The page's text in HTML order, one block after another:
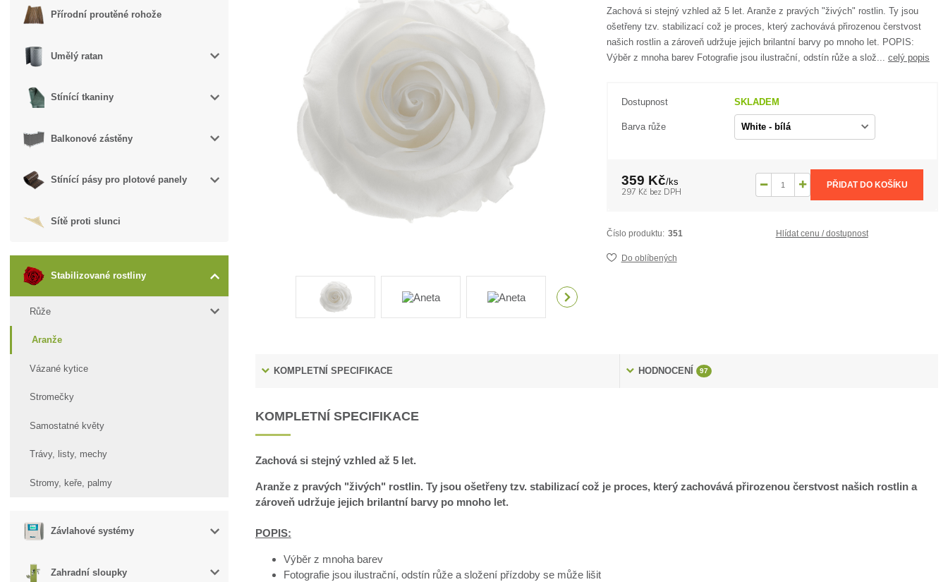
Přírodní proutěné rohože
Umělý ratan
Stínící tkaniny
Balkonové zástěny
Stínící pásy pro plotové panely
Sítě proti slunci
Stabilizované rostliny
Růže
Aranže
Vázané kytice
Stromečky
Samostatné květy
Trávy, listy, mechy
Stromy, keře, palmy
Závlahové systémy
Zahradní sloupky
Zachová si stejný vzhled až 5 let. Aranže z pravých "živých" rostlin. Ty jsou
ošetřeny tzv. stabilizací což je proces, který zachovává přirozenou čerstvost
našich rostlin a zároveň udržuje jejich brilantní barvy po mnoho let. POPIS:
Výběr z mnoha barev Fotografie jsou ilustrační, odstín růže a slož... celý popis
Dostupnost SKLADEM
Barva růže
359 Kč/ks
297 Kč bez DPH
PŘIDAT DO KOŠÍKU
Číslo produktu: 351 Hlídat cenu / dostupnost
Do oblíbených
KOMPLETNÍ SPECIFIKACE HODNOCENÍ 97
KOMPLETNÍ SPECIFIKACE
Zachová si stejný vzhled až 5 let.
Aranže z pravých "živých" rostlin. Ty jsou ošetřeny tzv. stabilizací což je proces, který zachovává přirozenou čerstvost našich rostlin a
zároveň udržuje jejich brilantní barvy po mnoho let.
POPIS:
Výběr z mnoha barev
Fotografie jsou ilustrační, odstín růže a složení přízdoby se může lišit